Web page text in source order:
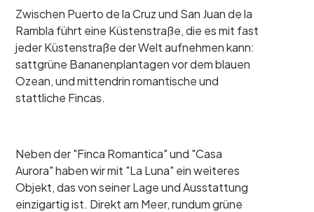
Zwischen Puerto de la Cruz und San Juan de la
Rambla führt eine Küstenstraße, die es mit fast
jeder Küstenstraße der Welt aufnehmen kann:
sattgrüne Bananenplantagen vor dem blauen
Ozean, und mittendrin romantische und
stattliche Fincas.
Neben der "Finca Romantica" und "Casa
Aurora" haben wir mit "La Luna" ein weiteres
Objekt, das von seiner Lage und Ausstattung
einzigartig ist. Direkt am Meer, rundum grüne